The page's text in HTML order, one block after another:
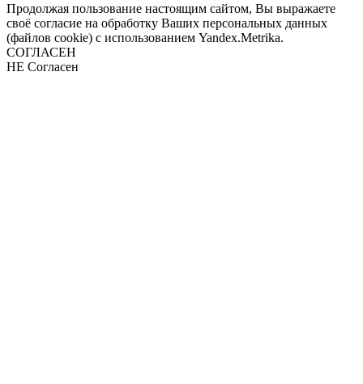
Продолжая пользование настоящим сайтом, Вы выражаете
своё согласие на обработку Ваших персональных данных
(файлов cookie) с использованием Yandex.Metrika.
СОГЛАСЕН
НЕ Согласен